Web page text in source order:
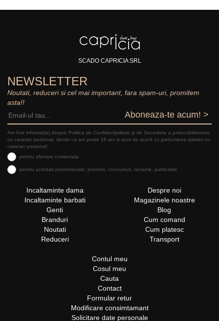
SCADO CAPRICIA SRL
NEWSLETTER
Noutati, reduceri si cel mai important, fara spam-uri, promitem
asta!!
Aboneaza-te acum! >
Am fost informat(a) despre Politica de Confidențialitate şi de Securitate a prelucrăriidatelor
cu caracter personal, declar ca am peste 16 ani și sunt de acord cu prelucrarea datelor cu
caracter personal:
pentru ofertare comerciala
pentru activitati promotionale: promotii, concursuri, reclame, publicitate
Incaltaminte dama
Incaltaminte barbati
Genti
Branduri
Noutati
Reduceri
Despre noi
Magazinele noastre
Blog
Cum comand
Cum platesc
Transport
Contul meu
Cosul meu
Cauta
Contact
Formular retur
Modificare consimtamant
Solicitare date personale